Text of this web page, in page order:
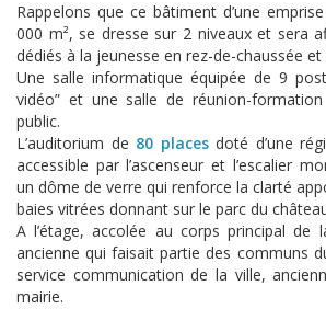
Rappelons que ce bâtiment d’une
000 m², se dresse sur 2 niveaux et sera
dédiés à la jeunesse en rez-de-chaussée et
Une salle informatique équipée de 9
vidéo” et une salle de réunion-
public.
L’auditorium de 80 placesdoté d’une
accessible par l’ascenseur et l’escalier
un dôme de verre qui renforce la clarté
baies vitrées donnant sur le parc du
A l’étage, accolée au corps principal de
ancienne qui faisait partie des communs
service communication de la ville,
mairie.